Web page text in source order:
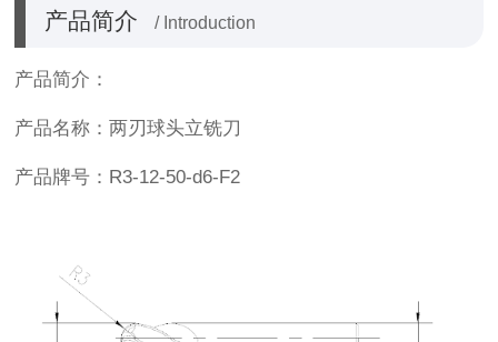
产品简介 / Introduction
产品简介：
产品名称：两刃球头立铣刀
产品牌号： R3-12-50-d6-F2